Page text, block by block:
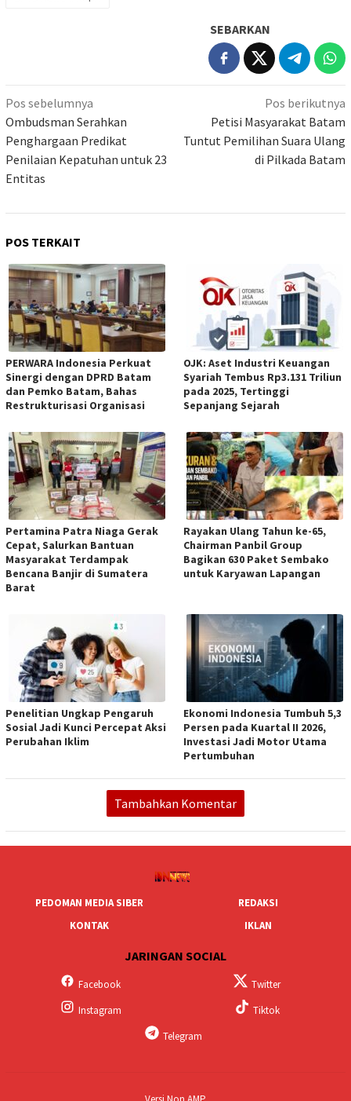
SEBARKAN
Navigasi
pos
Pos sebelumnya
Ombudsman Serahkan
Penghargaan Predikat
Penilaian Kepatuhan untuk 23
Entitas
Pos berikutnya
Petisi Masyarakat Batam
Tuntut Pemilihan Suara Ulang
di Pilkada Batam
POS TERKAIT
PERWARA Indonesia Perkuat
Sinergi dengan DPRD Batam
dan Pemko Batam, Bahas
Restrukturisasi Organisasi
OJK: Aset Industri Keuangan
Syariah Tembus Rp3.131 Triliun
pada 2025, Tertinggi
Sepanjang Sejarah
Pertamina Patra Niaga Gerak
Cepat, Salurkan Bantuan
Masyarakat Terdampak
Bencana Banjir di Sumatera
Barat
Rayakan Ulang Tahun ke-65,
Chairman Panbil Group
Bagikan 630 Paket Sembako
untuk Karyawan Lapangan
Penelitian Ungkap Pengaruh
Sosial Jadi Kunci Percepat Aksi
Perubahan Iklim
Ekonomi Indonesia Tumbuh 5,3
Persen pada Kuartal II 2026,
Investasi Jadi Motor Utama
Pertumbuhan
Tambahkan Komentar
PEDOMAN MEDIA SIBER
REDAKSI
KONTAK
IKLAN
JARINGAN SOCIAL
Facebook
Twitter
Instagram
Tiktok
Telegram